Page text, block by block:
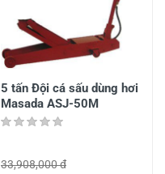
5 tấn Đội cá sấu dùng hơi
Masada ASJ-50M
33,908,000 đ